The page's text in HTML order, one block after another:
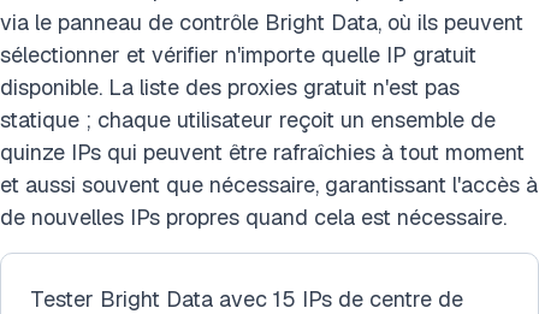
via le panneau de contrôle Bright Data, où ils peuvent
sélectionner et vérifier n'importe quelle IP gratuit
disponible. La liste des proxies gratuit n'est pas
statique ; chaque utilisateur reçoit un ensemble de
quinze IPs qui peuvent être rafraîchies à tout moment
et aussi souvent que nécessaire, garantissant l'accès à
de nouvelles IPs propres quand cela est nécessaire.
Tester Bright Data avec 15 IPs de centre de